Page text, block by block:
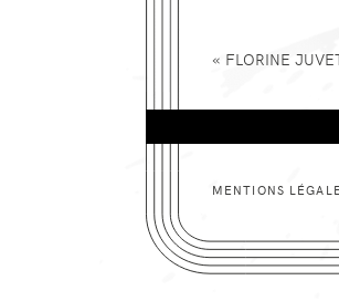
« FLORINE
MENTIONS